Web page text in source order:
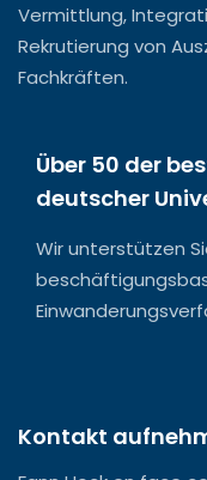
Vermittlung,
Rekrutierung von
Fachkräften.
Über 50 der
deutscher
Wir unterstützen
Kontakt